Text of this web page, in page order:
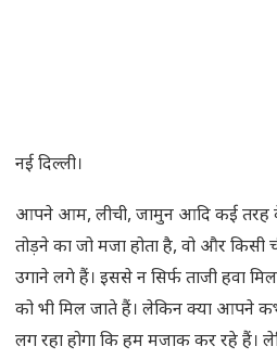
नई दिल्ली।
आपने आम, लीची, जामुन आदि कई तरह
तोड़ने का जो मजा होता है, वो और किसी
उगाने लगे हैं। इससे न सिर्फ ताजी हवा
को भी मिल जाते हैं। लेकिन क्या आपने
लग रहा होगा कि हम मजाक कर रहे हैं।